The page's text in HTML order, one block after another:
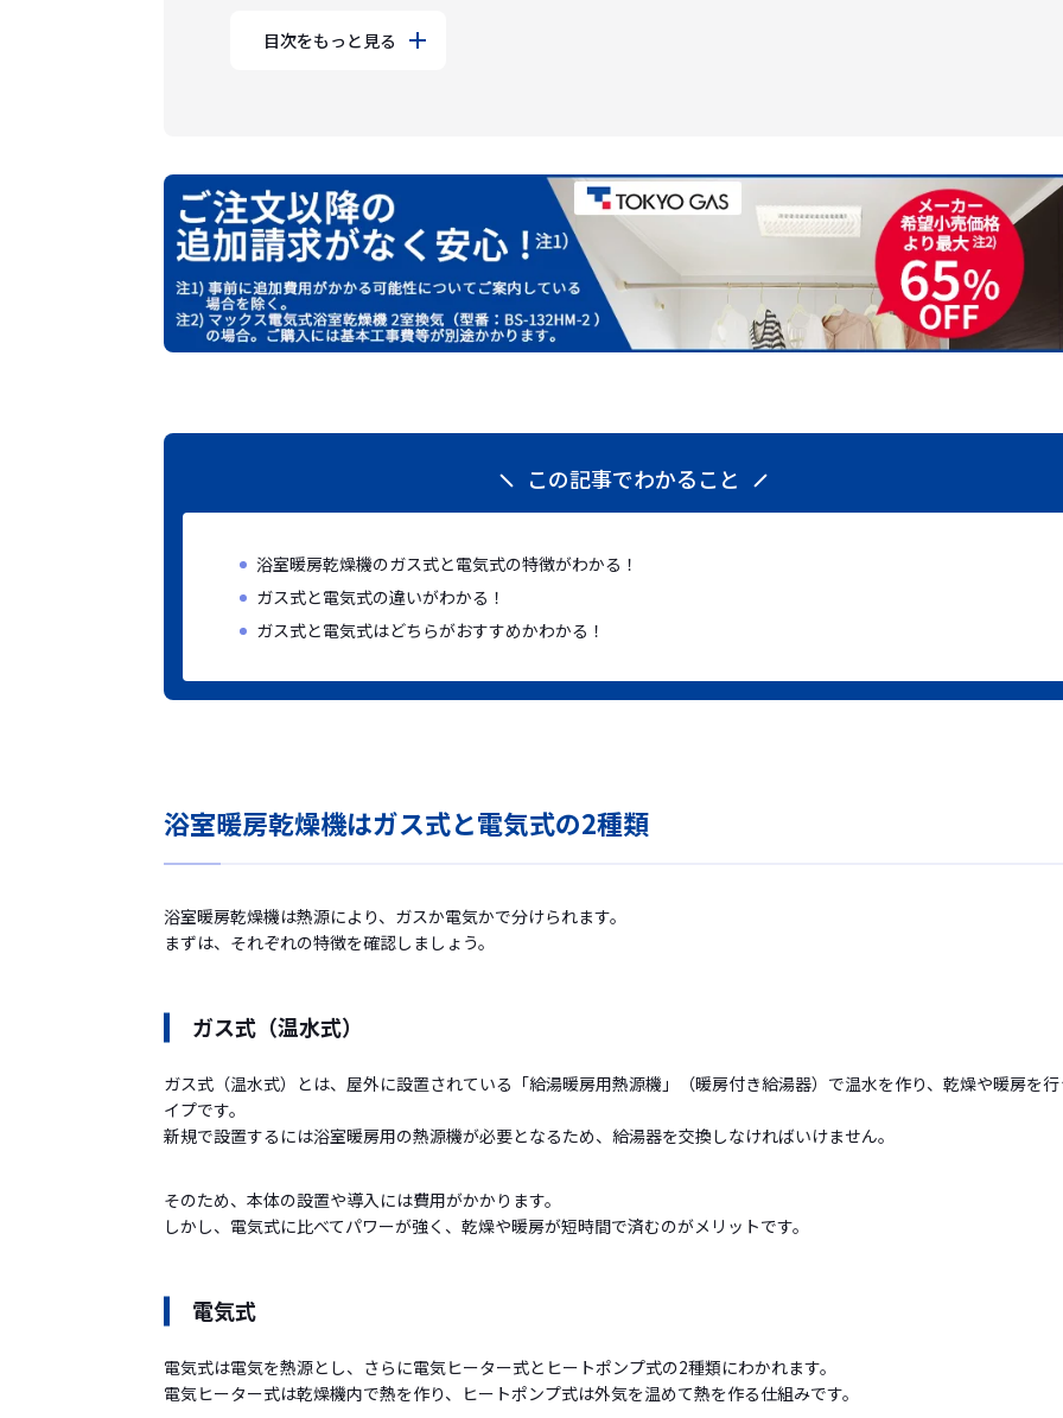
目次をもっと見る
この記事でわかること
浴室暖房乾燥機のガス式と電気式の特徴がわかる！
ガス式と電気式の違いがわかる！
ガス式と電気式はどちらがおすすめかわかる！
浴室暖房乾燥機はガス式と電気式の2種類
浴室暖房乾燥機は熱源により、ガスか電気かで分けられます。
まずは、それぞれの特徴を確認しましょう。
ガス式（温水式）
ガス式（温水式）とは、屋外に設置されている「給湯暖房用熱源機」（暖房付き給湯器）で温水を作り、乾燥や暖房を
イプです。
新規で設置するには浴室暖房用の熱源機が必要となるため、給湯器を交換しなければいけません。
そのため、本体の設置や導入には費用がかかります。
しかし、電気式に比べてパワーが強く、乾燥や暖房が短時間で済むのがメリットです。
電気式
電気式は電気を熱源とし、さらに電気ヒーター式とヒートポンプ式の2種類にわかれます。
電気ヒーター式は乾燥機内で熱を作り、ヒートポンプ式は外気を温めて熱を作る仕組みです。